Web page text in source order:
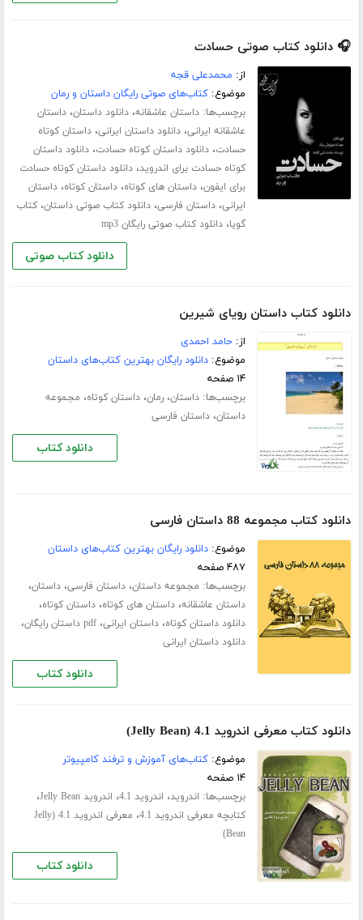
🎧 دانلود کتاب صوتی حسادت
از: محمدعلی قجه
موضوع:کتاب‌های صوتی رایگان داستان و رمان
برچسب‌ها:داستان عاشقانه،دانلود داستان،داستان
عاشقانه ایرانی،دانلود داستان ایرانی،داستان کوتاه
حسادت،دانلود داستان کوتاه حسادت،دانلود داستان
کوتاه حسادت برای اندروید،دانلود داستان کوتاه حسادت
برای ایفون،داستان های کوتاه،داستان کوتاه،داستان
ایرانی،داستان فارسی،دانلود کتاب صوتی داستان،کتاب
گویا،دانلود کتاب صوتی رایگان mp3
دانلود کتاب صوتی
دانلود کتاب داستان رویای شیرین
از:حامد احمدی
موضوع:دانلود رایگان بهترین کتاب‌های داستان
۱۴ صفحه
برچسب‌ها:داستان،رمان،داستان کوتاه، مجموعه
داستان،داستان فارسی
دانلود کتاب
دانلود کتاب مجموعه 88 داستان فارسی
موضوع:دانلود رایگان بهترین کتاب‌های داستان
۴۸۷ صفحه
برچسب‌ها: مجموعه داستان،داستان فارسی،داستان،
داستان عاشقانه،داستان های کوتاه،داستان کوتاه،
دانلود داستان کوتاه،داستان ایرانی،pdf داستان رایگان ،
دانلود داستان ایرانی
دانلود کتاب
دانلود کتاب معرفی اندروید 4.1 (Jelly Bean)
موضوع:کتاب‌های آموزش و ترفند کامپیوتر
۱۴ صفحه
برچسب‌ها: اندروید، اندروید 4.1 ، اندروید Jelly Bean ،
کتابچه معرفی اندروید 4.1 ،
معرفی اندروید 4.1 (Jelly
Bean)
دانلود کتاب